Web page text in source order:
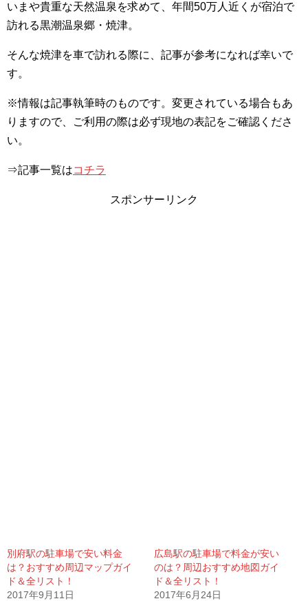
いまや貴重な天然温泉を求めて、年間50万人近くが宿泊で
訪れる黒潮温泉郷・焼津。
そんな焼津を車で訪れる際に、記事が参考になれば幸いで
す。
※情報は記事執筆時のものです。変更されている場合もあ
りますので、ご利用の際は必ず現地の表記をご確認くださ
い。
⇒記事一覧はコチラ
スポンサーリンク
別府駅の駐車場で安い料金
は？おすすめ周辺マップガイ
ド＆全リスト！
2017年9月11日
広島駅の駐車場で料金が安い
のは？周辺おすすめ地図ガイ
ド＆全リスト！
2017年6月24日